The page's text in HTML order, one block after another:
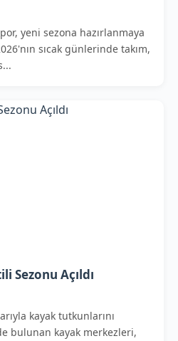
yeni sezona hazırlanmaya
sıcak günlerinde takım,
Sezonu Açıldı
kayak tutkunlarını
bulunan kayak merkezleri,